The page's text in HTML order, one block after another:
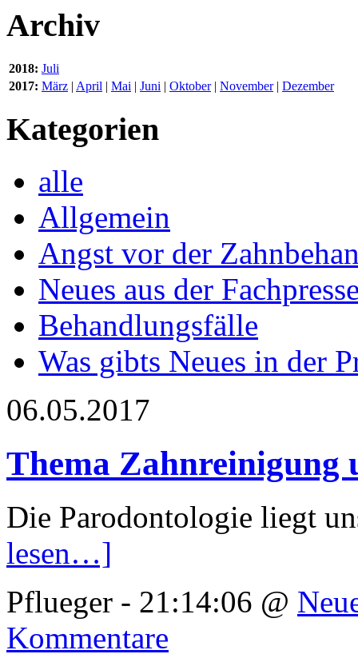
Archiv
2018: Juli
2017: März | April | Mai | Juni | Oktober| November| Dezember
Kategorien
alle
Allgemein
Angst vor der
Neues aus der
Behandlungsfälle
Was gibts Neues in der
06.05.2017
Thema Zahnreinigung
Die Parodontologie liegt
lesen…]
Pflueger - 21:14:06 @
Kommentare